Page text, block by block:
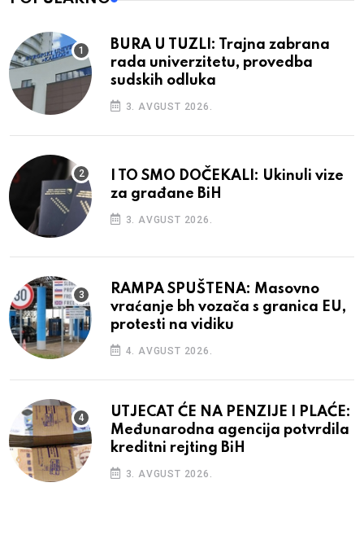
BURA U TUZLI: Trajna zabrana
rada univerzitetu, provedba
sudskih odluka
3. AVGUST 2026.
I TO SMO DOČEKALI: Ukinuli vize
za građane BiH
3. AVGUST 2026.
RAMPA SPUŠTENA: Masovno
vraćanje bh vozača s granica EU,
protesti na vidiku
4. AVGUST 2026.
UTJECAT ĆE NA PENZIJE I PLAĆE:
Međunarodna agencija potvrdila
kreditni rejting BiH
3. AVGUST 2026.